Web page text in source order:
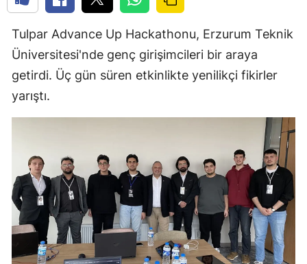
Tulpar Advance Up Hackathonu, Erzurum Teknik
Üniversitesi'nde genç girişimcileri bir araya
getirdi. Üç gün süren etkinlikte yenilikçi fikirler
yarıştı.